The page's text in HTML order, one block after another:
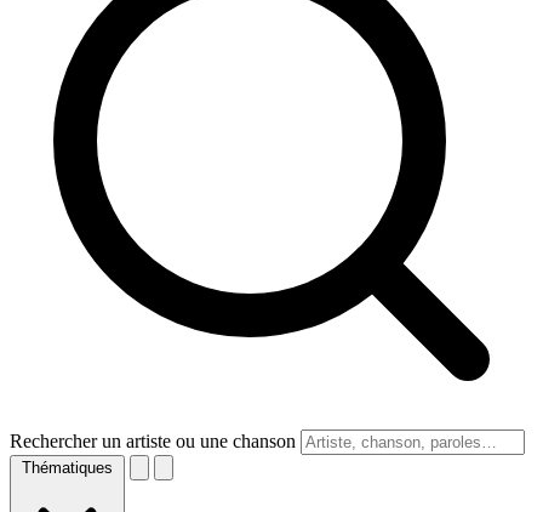
Rechercher un artiste ou une chanson
Thématiques